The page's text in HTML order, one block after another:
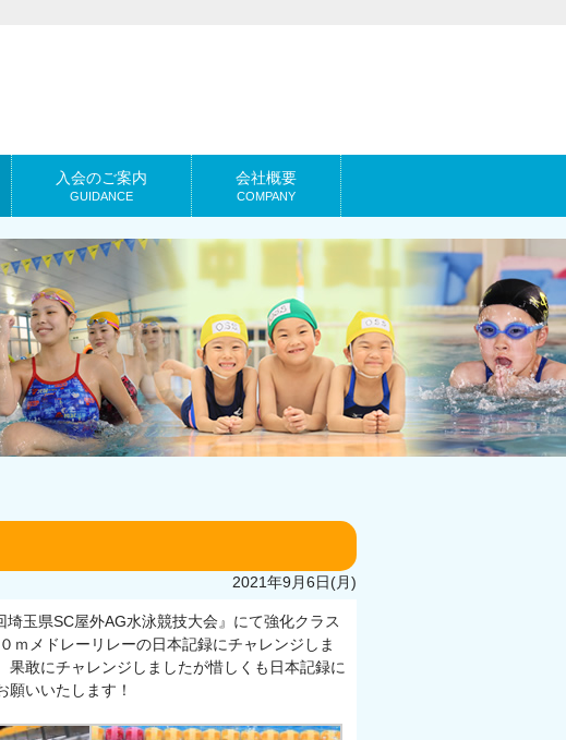
入会のご案内
GUIDANCE
会社概要
COMPANY
2021年9月6日(月)
玉県SC屋外AG水泳競技大会』にて強化クラス
ｍメドレーリレーの日本記録にチャレンジしま
敢にチャレンジしましたが惜しくも日本記録に
いいたします！